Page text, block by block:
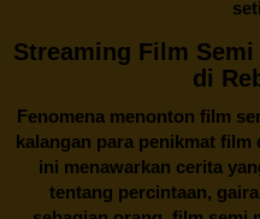
Streaming Film
di
Fenomena menonton film
kalangan para penikmat
ini menawarkan cerita
tentang percintaan,